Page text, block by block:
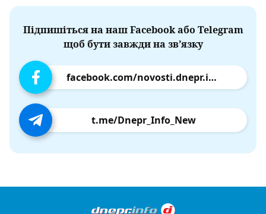
Підпишіться на наш Facebook або Telegram
щоб бути завжди на зв’язку
facebook.com/novosti.dnepr.info
t.me/Dnepr_Info_New